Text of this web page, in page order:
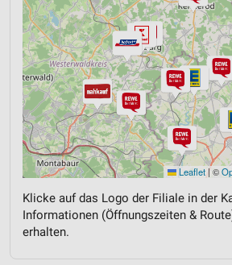
Leaflet | ©
Klicke auf das Logo der Filiale in der
Informationen (Öffnungszeiten &
erhalten.